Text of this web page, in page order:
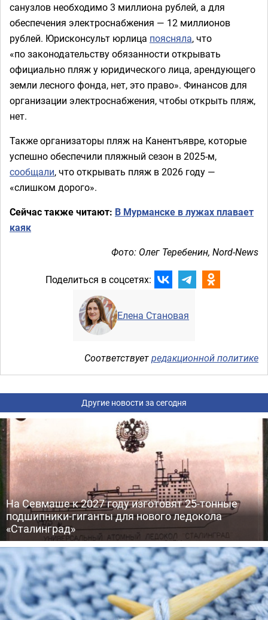
санузлов необходимо 3 миллиона рублей, а для
обеспечения электроснабжения — 12 миллионов
рублей. Юрисконсульт юрлица поясняла, что
«по законодательству обязанности открывать
официально пляж у юридического лица, арендующего
земли лесного фонда, нет, это право». Финансов для
организации электроснабжения, чтобы открыть пляж,
нет.
Также организаторы пляж на Канентъявре, которые
успешно обеспечили пляжный сезон в 2025-м,
сообщали, что открывать пляж в 2026 году —
«слишком дорого».
Сейчас также читают: В Мурманске в лужах плавает
каяк
Фото: Олег Теребенин, Nord-News
Поделиться в соцсетях:
Елена Становая
Соответствуетредакционной политике
Другие новости за сегодня
На Севмаше к 2027 году изготовят 25-тонные
подшипники-гиганты для нового ледокола
«Сталинград»